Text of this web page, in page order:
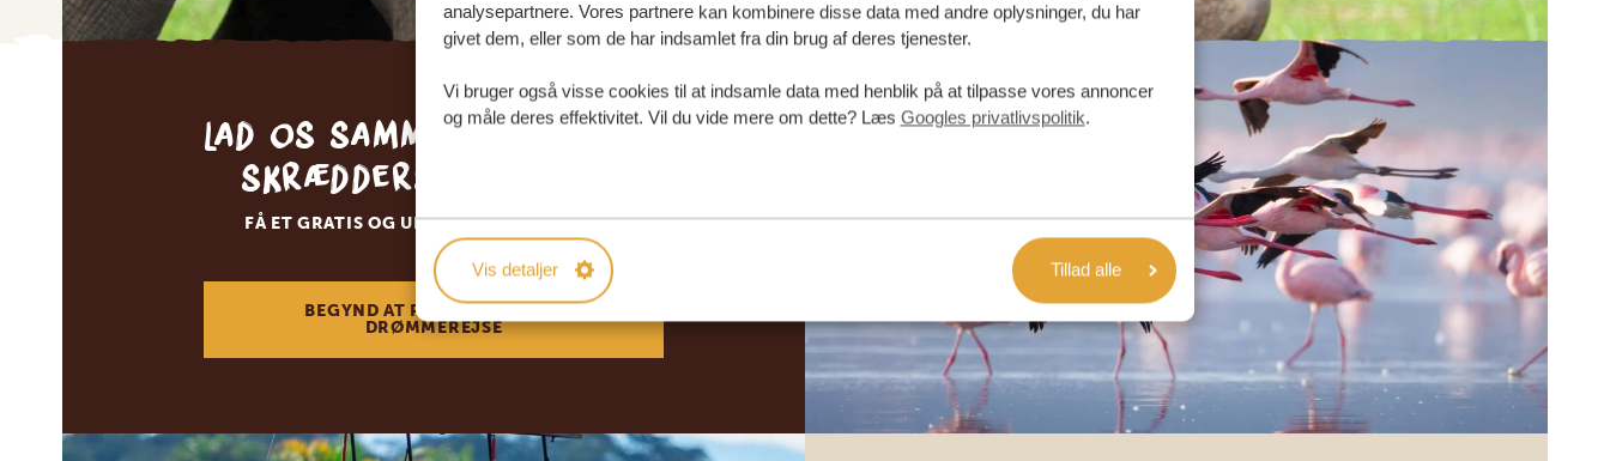
analysepartnere. Vores partnere kan kombinere disse data med andre oplysninger, du har
givet dem, eller som de har indsamlet fra din brug af deres tjenester.
Vi bruger også visse cookies til at indsamle data med henblik på at tilpasse vores annoncer
og måle deres effektivitet. Vil du vide mere om dette? Læs Googles privatlivspolitik.
Vis detaljer Tillad alle
Lad os sammen skabe din
skræddersyede rejse
FÅ ET GRATIS OG UFORPLIGTENDE TILBUD
BEGYND AT PLANLÆGGE DIN
DRØMMEREJSE